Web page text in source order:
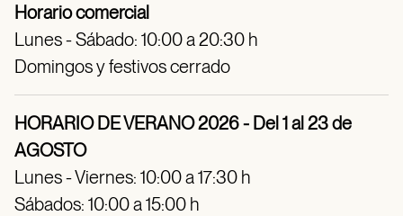
Horario comercial
Lunes - Sábado: 10:00 a 20:30 h
Domingos y festivos cerrado
HORARIO DE VERANO 2026 - Del 1 al 23 de
AGOSTO
Lunes - Viernes: 10:00 a 17:30 h
Sábados: 10:00 a 15:00 h